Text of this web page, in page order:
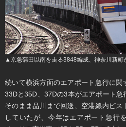
▲京急蒲田以南を走る3848編成、神奈川新町
続いて横浜方面のエアポート急行に関
33Dと35D、37Dの3本がエアポート急
そのまま品川まで回送、空港線内ピ
していたが、今年はエアポート急行